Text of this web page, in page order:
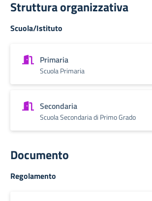
Struttura organizzativa
Scuola/Istituto
Primaria
Scuola Primaria
Secondaria
Scuola Secondaria di Primo Grado
Documento
Regolamento